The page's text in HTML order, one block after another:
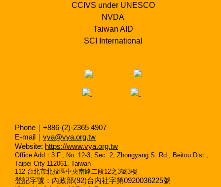
CCIVS under UNESCO
NVDA
Taiwan AID
SCI International
Phone｜+886-(2)-2365 4907
E-mail｜ vya@vya.org.tw
Website: https://www.vya.org.tw
Office Add ：3 F., No. 12-3, Sec. 2, Zhongyang S. Rd., Beitou Dist.,
Taipei City 112061, Taiwan
112 台北市北投區中央南路二段12之3號3樓
登記字號：內政部(92)台內社字第0920036225號